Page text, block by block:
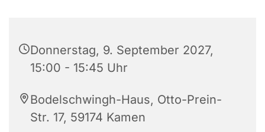
Donnerstag, 9. September 2027,
15:00 - 15:45 Uhr
Bodelschwingh-Haus, Otto-Prein-
Str. 17, 59174 Kamen